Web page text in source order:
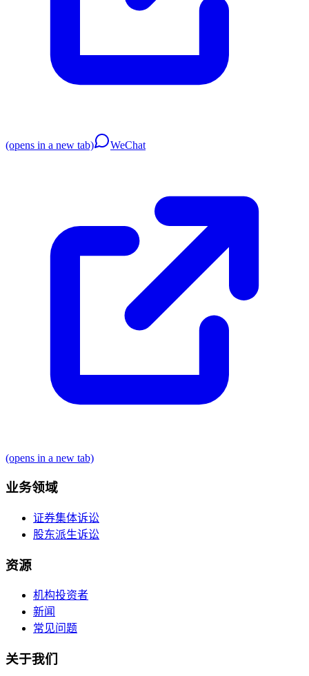
(opens in a new tab) WeChat
(opens in a new tab)
业务领域
证券集体诉讼
股东派生诉讼
资源
机构投资者
新闻
常见问题
关于我们